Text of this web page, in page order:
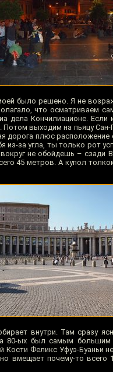
было решено. Я не
что осматриваем
дела Кончилиационе. Если
выходим на пьяцу
дорога плюс расположение
из-за угла, ты только рот
не обойдешь – сзади
45 метров. А купол
внутри. Там сразу
ых был самым большим
Кости Феликс Уфуэ-Буаньи
вмещает почему-то всего